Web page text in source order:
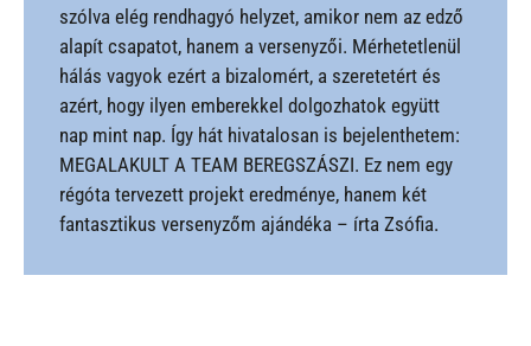
szólva elég rendhagyó helyzet, amikor nem az edző
alapít csapatot, hanem a versenyzői. Mérhetetlenül
hálás vagyok ezért a bizalomért, a szeretetért és
azért, hogy ilyen emberekkel dolgozhatok együtt
nap mint nap. Így hát hivatalosan is bejelenthetem:
MEGALAKULT A TEAM BEREGSZÁSZI. Ez nem egy
régóta tervezett projekt eredménye, hanem két
fantasztikus versenyzőm ajándéka – írta Zsófia.